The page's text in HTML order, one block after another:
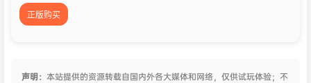
正版购买
声明： 本站提供的资源转载自国内外各大媒体和网络，仅供试玩体验；不